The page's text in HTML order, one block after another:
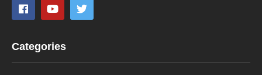
Categories